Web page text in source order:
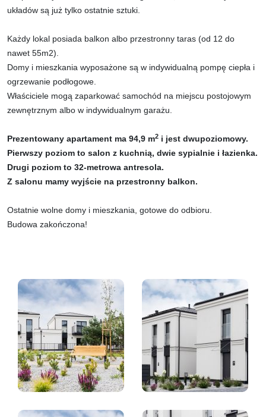
układów są już tylko ostatnie sztuki.
Każdy lokal posiada balkon albo przestronny taras (od 12 do
nawet 55m2).
Domy i mieszkania wyposażone są w indywidualną pompę ciepła i
ogrzewanie podłogowe.
Właściciele mogą zaparkować samochód na miejscu postojowym
zewnętrznym albo w indywidualnym garażu.
Prezentowany apartament ma 94,9 m2 i jest dwupoziomowy.
Pierwszy poziom to salon z kuchnią, dwie sypialnie i łazienka.
Drugi poziom to 32-metrowa antresola.
Z salonu mamy wyjście na przestronny balkon.
Ostatnie wolne domy i mieszkania, gotowe do odbioru.
Budowa zakończona!